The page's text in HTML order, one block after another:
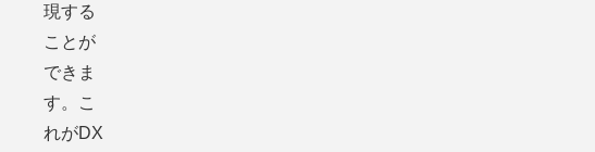
現する
ことが
できま
す。こ
れがDX